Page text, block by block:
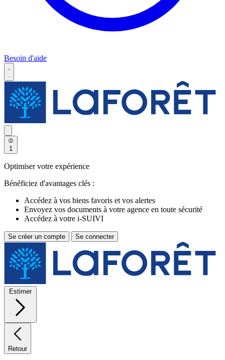
Besoin d'aide
1
Optimiser votre expérience
Bénéficiez d'avantages clés :
Accédez à vos biens favoris et vos alertes
Envoyez vos documents à votre agence en toute sécurité
Accédez à votre i-SUIVI
Se créer un compte Se connecter
Estimer
Retour